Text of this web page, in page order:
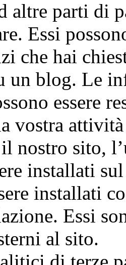
altre parti di
Essi
che hai
un blog. Le
essere
vostra
nostro sito,
installati
installati
Essi
al sito.